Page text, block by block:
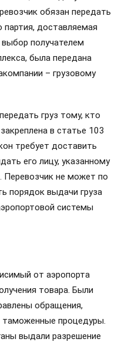
обязан передать
партия, доставляемая
получателем
была передана
– грузовому
груз тому, кто
в статье 103
требует доставить
его лицу, указанному
Перевозчик не может по
порядок выдачи груза
системы
от аэропорта
товара. Были
обращения,
процедуры.
выдали разрешение